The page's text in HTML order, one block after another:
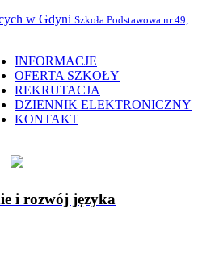
w Gdyni Szkoła Podstawowa nr 49,
INFORMACJE
OFERTA SZKOŁY
REKRUTACJA
DZIENNIK ELEKTRONICZNY
KONTAKT
i rozwój języka